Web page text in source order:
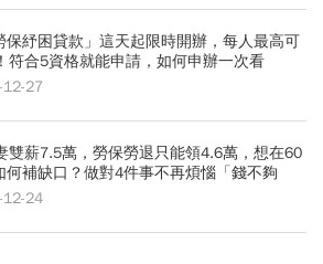
保紓困貸款」這天起限時開辦，每人最高可
符合5資格就能申請，如何申辦一次看
12-27
雙薪7.5萬，勞保勞退只能領4.6萬，想在60
何補缺口？做對4件事不再煩惱「錢不夠
12-24